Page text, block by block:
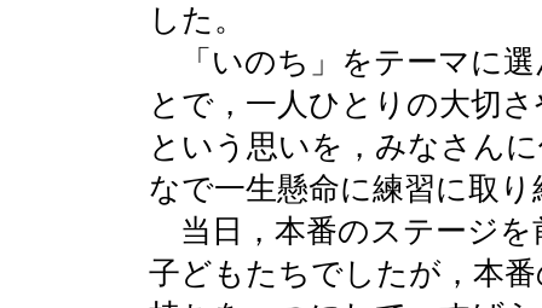
した。
「いのち」をテーマに
とで，一人ひとりの大切
という思いを，みなさん
なで一生懸命に練習に取
当日，本番のステージを
子どもたちでしたが，本